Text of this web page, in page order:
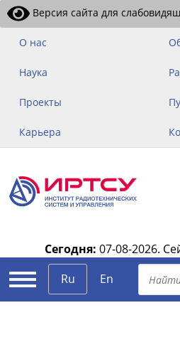
Версия сайта для
О нас
Наука
Проекты
Карьера
Сегодня: 07-08-2026.
Ru
En